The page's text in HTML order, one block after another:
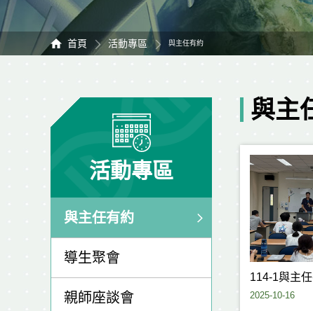
首頁 活動專區 與主任有約
活動專區
與主任有約
導生聚會
親師座談會
與主
114-1與主
2025-10-16